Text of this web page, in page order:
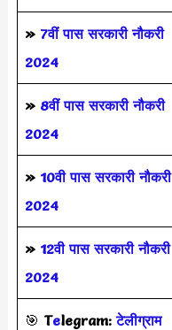
» 7वीं पास सरकारी नौकरी
2024
» 8वीं पास सरकारी नौकरी
2024
» 10वी पास सरकारी नौकरी
2024
» 12वी पास सरकारी नौकरी
2024
🎯 Telegram: टेलीग्राम